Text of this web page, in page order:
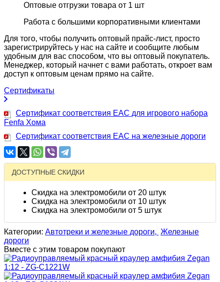
Оптовые отгрузки товара от 1 шт
Работа с большими корпоративными клиентами
Для того, чтобы получить оптовый прайс-лист, просто
зарегистрируйтесь у нас на сайте и сообщите любым
удобным для вас способом, что вы оптовый покупатель.
Менеджер, который начнет с вами работать, откроет вам
доступ к оптовым ценам прямо на сайте.
Сертификаты
Сертификат соответствия EAC для игрового набора
Fenfa Хома
Сертификат соответствия EAC на железные дороги
ДОСТУПНЫЕ СКИДКИ
Скидка на электромобили от 20 штук
Скидка на электромобили от 10 штук
Скидка на электромобили от 5 штук
Категории: Автотреки и железные дороги, Железные
дороги
Вместе с этим товаром покупают